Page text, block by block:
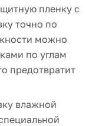
пленку с
точно по
можно
по углам
предотвратит
влажной